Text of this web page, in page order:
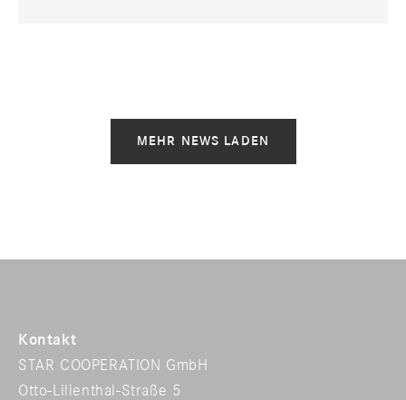
MEHR NEWS LADEN
Kontakt
STAR COOPERATION GmbH
Otto-Lilienthal-Straße 5